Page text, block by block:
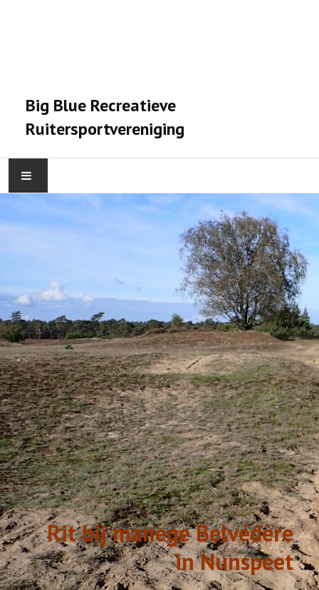
Big Blue Recreatieve
Ruitersportvereniging
VERENIGING
STALPRAET
GESCHIEDENIS
LINKS
Rit bij manege Belvédère
in Nunspeet